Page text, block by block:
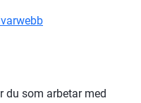
du som arbetar med